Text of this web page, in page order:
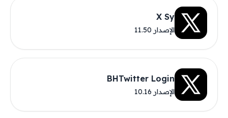
X Sy
الإصدار 11.50
BHTwitter Login
الإصدار 10.16